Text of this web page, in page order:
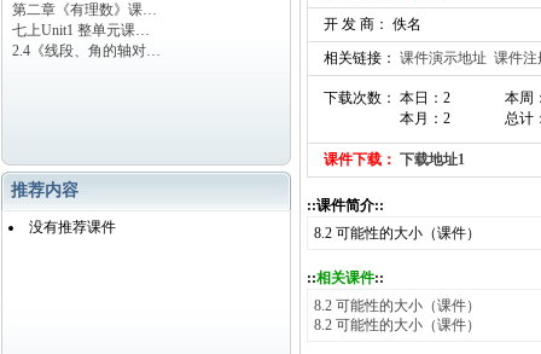
第二章《有理数》课…
七上Unit1 整单元课…
2.4《线段、角的轴对…
推荐内容
没有推荐课件
开 发 商： 佚名
相关链接： 课件演示地址 课件注
下载次数： 本日：2
本月：2
本周
总计
课件下载： 下载地址1
::课件简介::
8.2 可能性的大小（课件）
::相关课件::
8.2 可能性的大小（课件）
8.2 可能性的大小（课件）